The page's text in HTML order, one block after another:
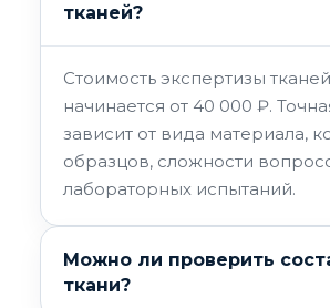
тканей?
Стоимость экспертизы тканей
начинается от 40 000 ₽.
зависит от вида материала,
образцов, сложности
лабораторных испытаний.
Можно ли проверить
ткани?